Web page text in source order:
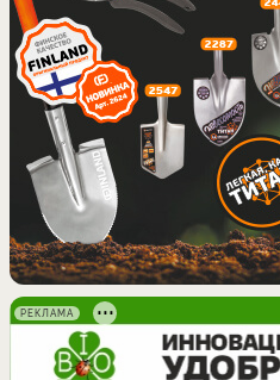
РЕКЛАМА